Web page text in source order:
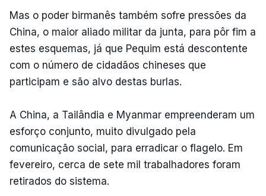
Mas o poder birmanês também sofre pressões da
China, o maior aliado militar da junta, para pôr fim a
estes esquemas, já que Pequim está descontente
com o número de cidadãos chineses que
participam e são alvo destas burlas.
A China, a Tailândia e Myanmar empreenderam um
esforço conjunto, muito divulgado pela
comunicação social, para erradicar o flagelo. Em
fevereiro, cerca de sete mil trabalhadores foram
retirados do sistema.